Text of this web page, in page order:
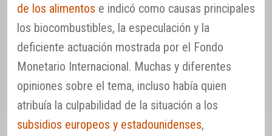
de los alimentos e indicó como causas principales
los biocombustibles, la especulación y la
deficiente actuación mostrada por el Fondo
Monetario Internacional. Muchas y diferentes
opiniones sobre el tema, incluso había quien
atribuía la culpabilidad de la situación a los
subsidios europeos y estadounidenses,